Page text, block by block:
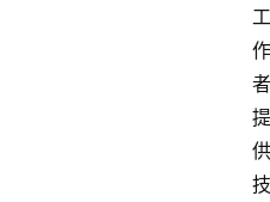
工
作
者
提
供
技